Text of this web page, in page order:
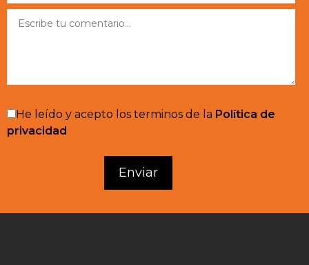
He leído y acepto los terminos de la Política de
privacidad